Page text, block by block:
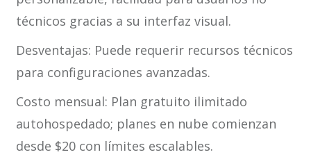
técnicos gracias a su interfaz visual.
Desventajas: Puede requerir recursos técnicos
para configuraciones avanzadas.
Costo mensual: Plan gratuito ilimitado
autohospedado; planes en nube comienzan
desde $20 con límites escalables.